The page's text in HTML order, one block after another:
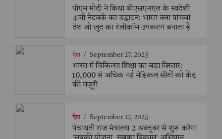
पीएम मोदी ने किया बीएसएनएल के स्वदेशी
4जी नेटवर्क का उद्घाटन: भारत बना पांचवां
देश जो खुद का टेलीकॉम उपकरण बनाता है
देश / September 27, 2025
भारत में चिकित्सा शिक्षा का बड़ा विस्तार:
10,000 से अधिक नई मेडिकल सीटों को केंद्र
की मंज़ूरी
देश / September 27, 2025
पंचायती राज मंत्रालय 2 अक्टूबर से शुरू करेगा